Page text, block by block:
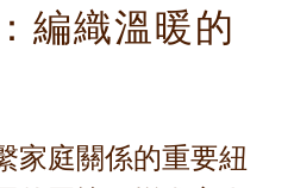
編織溫暖的
家庭關係的重要紐